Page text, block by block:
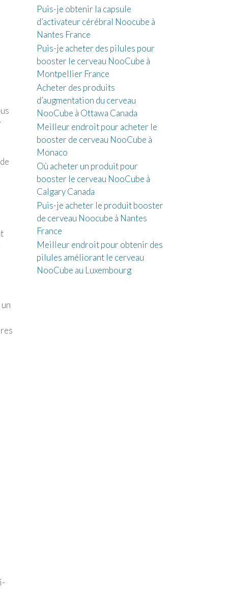
Puis-je obtenir la capsule
d’activateur cérébral Noocube à
Nantes France
Puis-je acheter des pilules pour
booster le cerveau NooCube à
Montpellier France
Acheter des produits
d’augmentation du cerveau
NooCube à Ottawa Canada
Meilleur endroit pour acheter le
booster de cerveau NooCube à
Monaco
Où acheter un produit pour
booster le cerveau NooCube à
Calgary Canada
Puis-je acheter le produit booster
de cerveau Noocube à Nantes
France
Meilleur endroit pour obtenir des
pilules améliorant le cerveau
NooCube au Luxembourg